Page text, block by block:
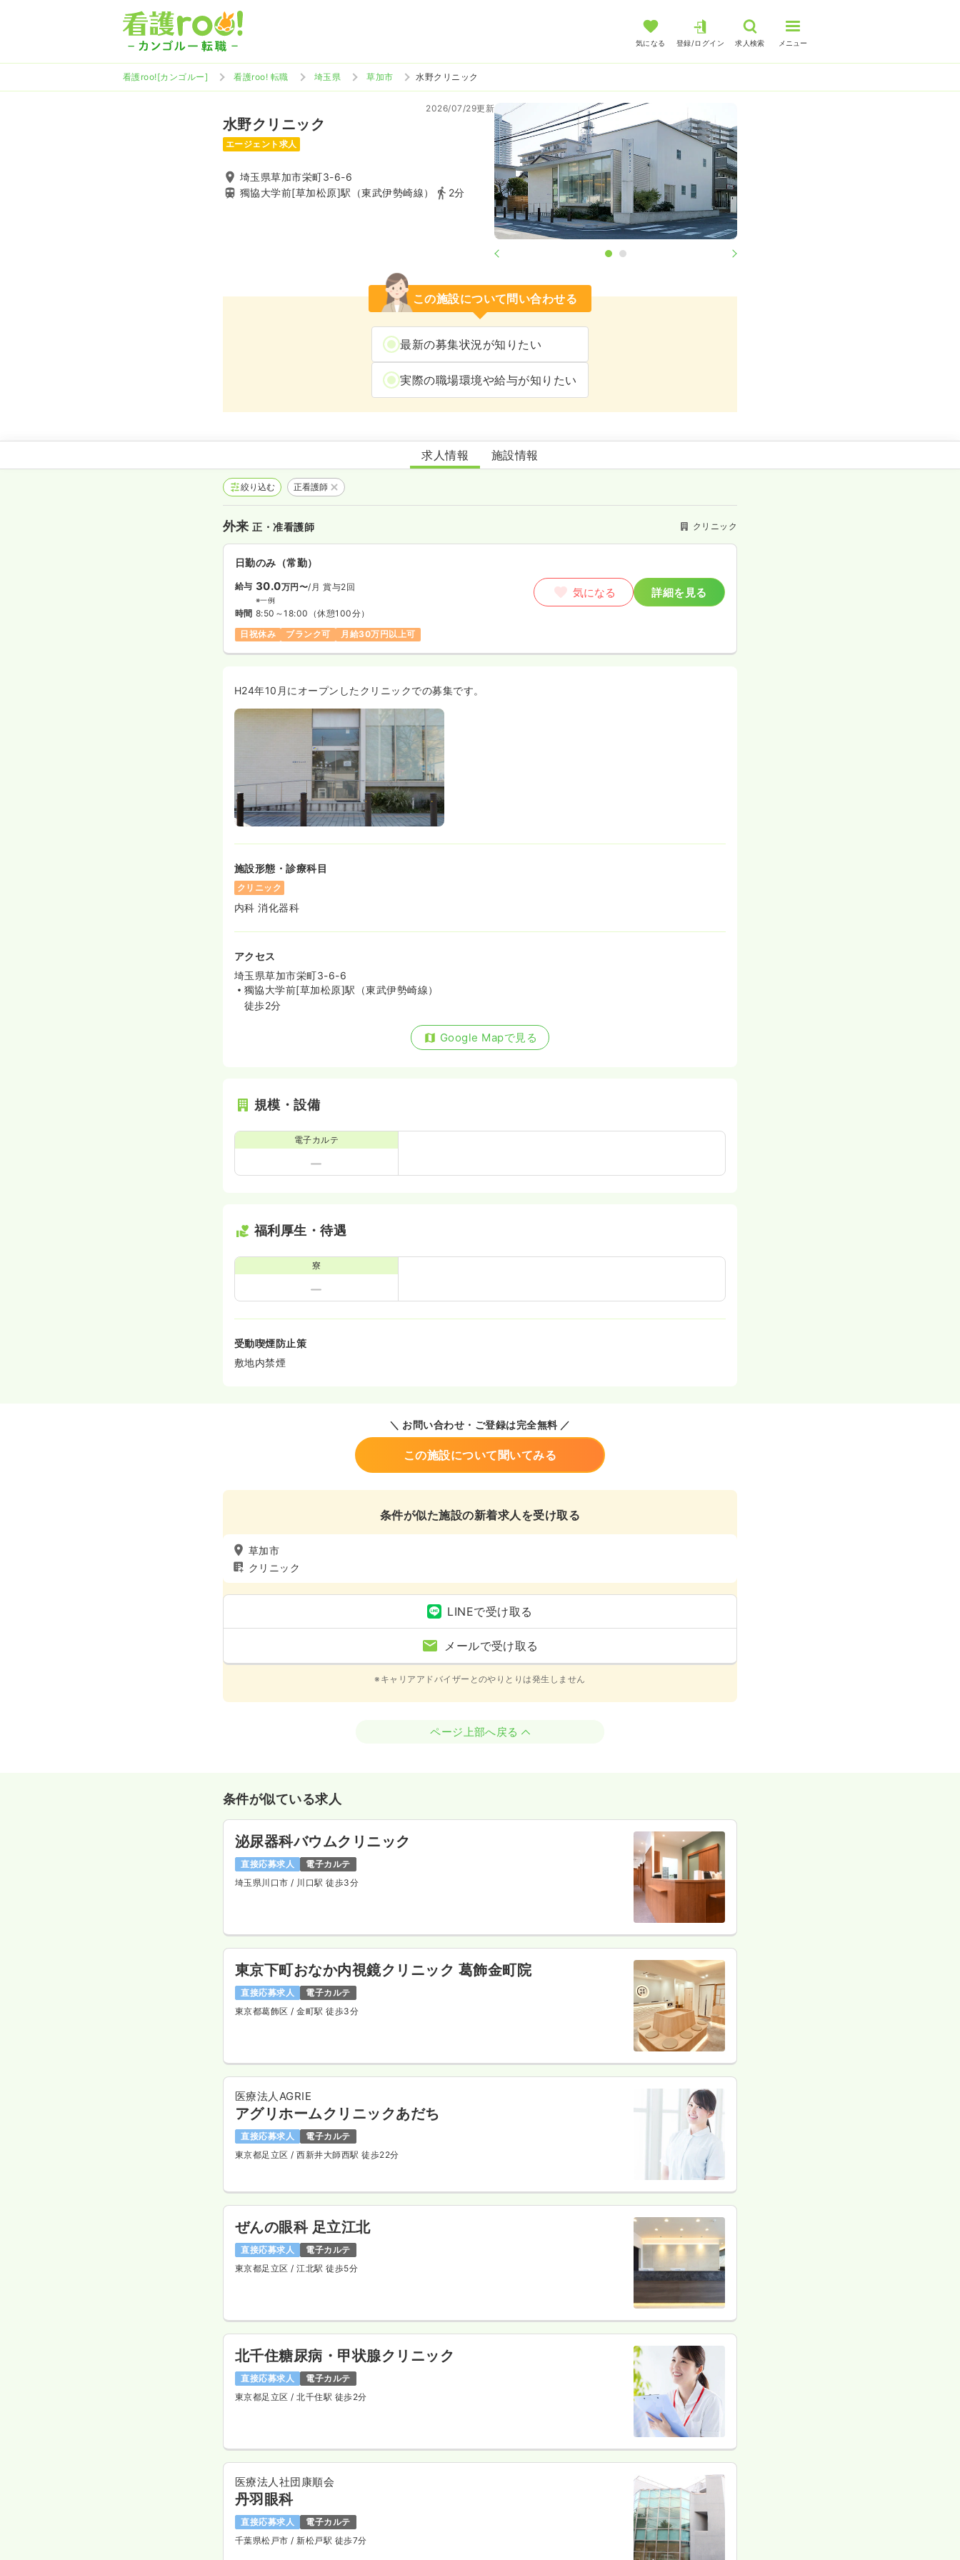
気になる 登録/ログイン 求人検索 メニュー
看護roo![カンゴルー] 看護roo! 転職 埼玉県 草加市 水野クリニック
水野クリニック
2026/07/29更新
エージェント求人
埼玉県草加市栄町3-6-6
獨協大学前[草加松原]駅（東武伊勢崎線）
2分
この施設について問い合わせる
最新の募集状況が知りたい
実際の職場環境や給与が知りたい
水野クリニック
求人情報 施設情報
絞り込む 正看護師
外来正・准看護師 クリニック
日勤のみ（常勤）
給与 30.0万円〜/月 賞与2回
※一例
時間 8:50～18:00 （休憩100分）
日祝休み
ブランク可 月給30万円以上可
気になる 詳細を見る
H24年10月にオープンしたクリニックでの募集です。
施設形態・診療科目
クリニック
内科 消化器科
アクセス
埼玉県草加市栄町3-6-6
獨協大学前[草加松原]駅（東武伊勢崎線）
徒歩2分
Google Mapで見る
規模・設備
電子カルテ
福利厚生・待遇
寮
受動喫煙防止策
敷地内禁煙
＼ お問い合わせ・ご登録は完全無料 ／
この施設について聞いてみる
条件が似た施設の新着求人を受け取る
草加市
クリニック
LINEで受け取る
メールで受け取る
※キャリアアドバイザーとのやりとりは発生しません
ページ上部へ戻る
条件が似ている求人
泌尿器科バウムクリニック
直接応募求人
電子カルテ
埼玉県川口市/ 川口駅 徒歩3分
東京下町おなか内視鏡クリニック 葛飾金町院
直接応募求人
電子カルテ
東京都葛飾区/ 金町駅 徒歩3分
医療法人AGRIE
アグリホームクリニックあだち
直接応募求人
電子カルテ
東京都足立区/ 西新井大師西駅 徒歩22分
ぜんの眼科 足立江北
直接応募求人
電子カルテ
東京都足立区/ 江北駅 徒歩5分
北千住糖尿病・甲状腺クリニック
直接応募求人
電子カルテ
東京都足立区/ 北千住駅 徒歩2分
医療法人社団康順会
丹羽眼科
直接応募求人
電子カルテ
千葉県松戸市/ 新松戸駅 徒歩7分